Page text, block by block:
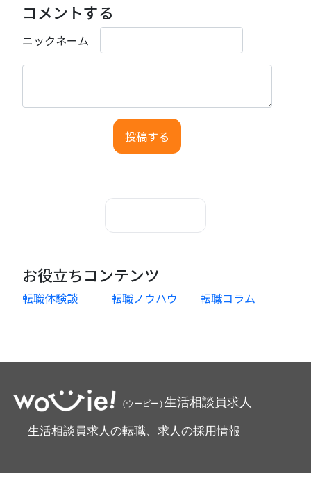
コメントする
ニックネーム
お役立ちコンテンツ
転職体験談 転職ノウハウ 転職コラム